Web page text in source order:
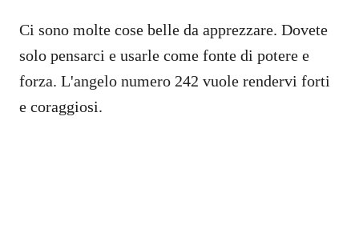
Ci sono molte cose belle da apprezzare. Dovete
solo pensarci e usarle come fonte di potere e
forza. L'angelo numero 242 vuole rendervi forti
e coraggiosi.